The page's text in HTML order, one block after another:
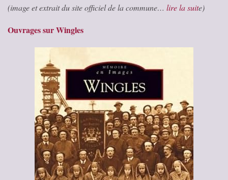
(image et extrait du site officiel de la commune… lire la suite)
Ouvrages sur Wingles